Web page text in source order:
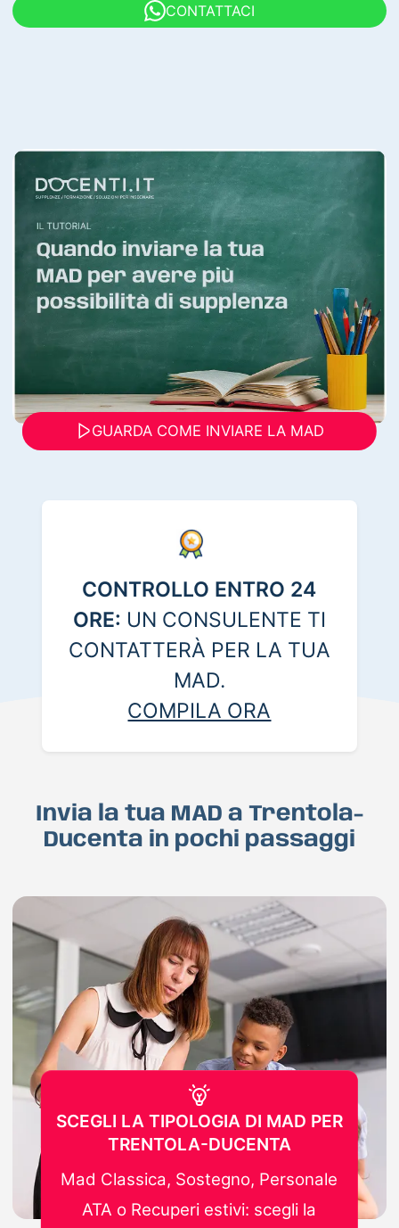
CONTATTACI
GUARDA COME INVIARE LA MAD
CONTROLLO ENTRO 24
ORE: UN CONSULENTE TI
CONTATTERÀ PER LA TUA
MAD.
COMPILA ORA
Invia la tua MAD a Trentola-
Ducenta in pochi passaggi
SCEGLI LA TIPOLOGIA DI MAD PER
TRENTOLA-DUCENTA
Mad Classica, Sostegno, Personale
ATA o Recuperi estivi: scegli la